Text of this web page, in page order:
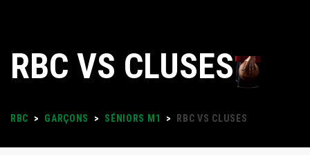
RBC VS CLUSES
RBC > GARÇONS > SÉNIORS M1 > RBC VS CLUSES